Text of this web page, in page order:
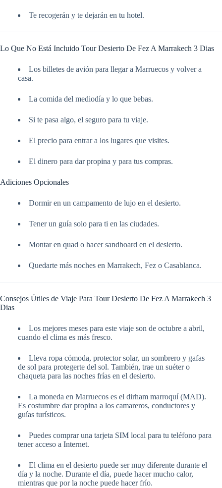
Te recogerán y te dejarán en tu hotel.
Lo Que No Está Incluido Tour Desierto De Fez A Marrakech 3 Dias
Los billetes de avión para llegar a Marruecos y volver a
casa.
La comida del mediodía y lo que bebas.
Si te pasa algo, el seguro para tu viaje.
El precio para entrar a los lugares que visites.
El dinero para dar propina y para tus compras.
Adiciones Opcionales
Dormir en un campamento de lujo en el desierto.
Tener un guía solo para ti en las ciudades.
Montar en quad o hacer sandboard en el desierto.
Quedarte más noches en Marrakech, Fez o Casablanca.
Consejos Útiles de Viaje Para Tour Desierto De Fez A Marrakech 3
Dias
Los mejores meses para este viaje son de octubre a abril,
cuando el clima es más fresco.
Lleva ropa cómoda, protector solar, un sombrero y gafas
de sol para protegerte del sol. También, trae un suéter o
chaqueta para las noches frías en el desierto.
La moneda en Marruecos es el dirham marroquí (MAD).
Es costumbre dar propina a los camareros, conductores y
guías turísticos.
Puedes comprar una tarjeta SIM local para tu teléfono para
tener acceso a Internet.
El clima en el desierto puede ser muy diferente durante el
día y la noche. Durante el día, puede hacer mucho calor,
mientras que por la noche puede hacer frío.